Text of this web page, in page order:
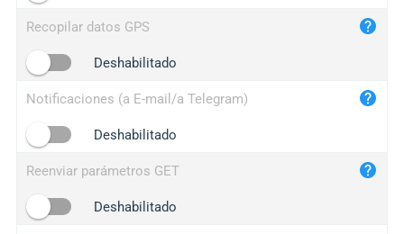
Recopilar datos GPS
Deshabilitado
Notificaciones (a E-mail/a Telegram)
Deshabilitado
Reenviar parámetros GET
Deshabilitado